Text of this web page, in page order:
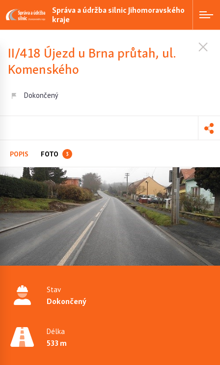
Správa a údržba silnic Jihomoravského
kraje
II/418 Újezd u Brna průtah, ul.
Komenského
Dokončený
POPIS FOTO 3
Stav
Dokončený
Délka
533 m